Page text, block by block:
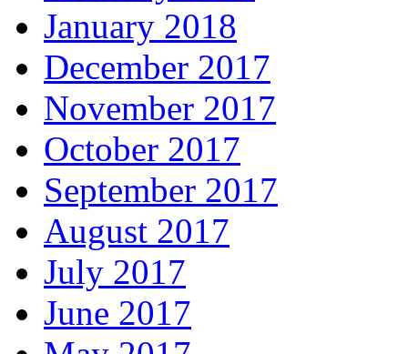
January 2018
December 2017
November 2017
October 2017
September 2017
August 2017
July 2017
June 2017